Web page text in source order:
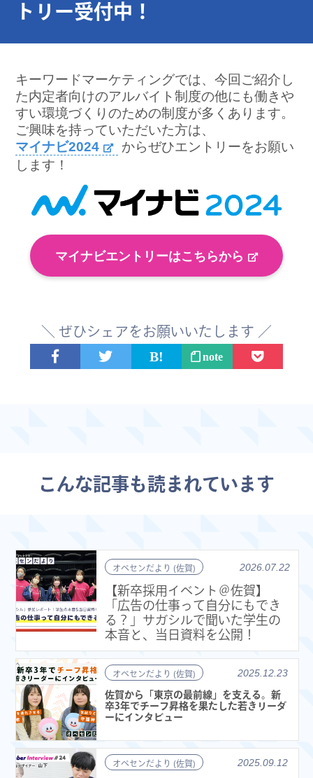
トリー受付中 ！
キーワードマーケティングでは、今回ご紹介し
た内定者向けのアルバイト制度の他にも働きや
すい環境づくりのための制度が多くあります。
ご興味を持っていただいた方は、
マイナビ2024
からぜひエントリーをお願い
します！
マイナビエントリーはこちらから
＼ ぜひシェアをお願いいたします ／
note
こんな記事も読まれています
オペセンだより (佐賀) 2026.07.22
【新卒採用イベント＠佐賀】
「広告の仕事って自分にもでき
る？」サガシルで聞いた学生の
本音と、当日資料を公開！
オペセンだより (佐賀) 2025.12.23
佐賀から「東京の最前線」を支える。新
卒3年でチーフ昇格を果たした若きリーダ
ーにインタビュー
オペセンだより (佐賀) 2025.09.12